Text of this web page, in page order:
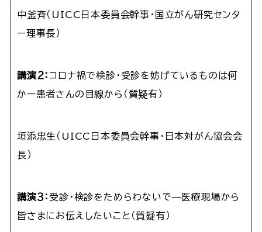
中釜斉（UICC日本委員会幹事・国立がん研究センタ
ー理事長）
講演２： コロナ禍で検診・受診を妨げているものは何
かー患者さんの目線から（質疑有）
垣添忠生（UICC日本委員会幹事・日本対がん協会会
長）
講演３： 受診・検診をためらわないで—医療現場から
皆さまにお伝えしたいこと（質疑有）